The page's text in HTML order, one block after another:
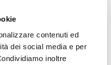
contenuti ed
dei social media e per
inoltre
e valorizza il
-
Rendere i controlli di
e capaci di le...